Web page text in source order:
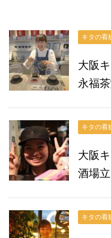
キタの看
大阪
永福茶
キタの看
大阪
酒場立
キタの看